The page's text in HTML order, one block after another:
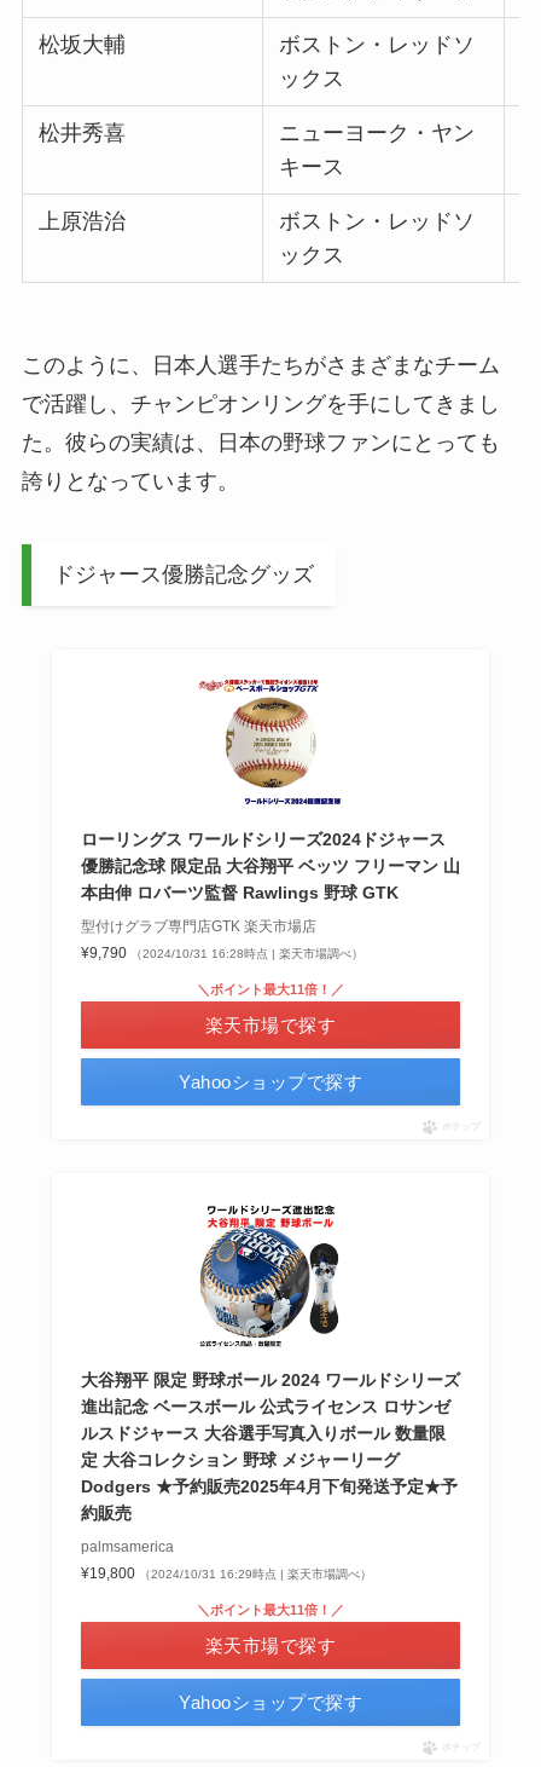
松坂大輔
ボストン・レッドソ
ックス
松井秀喜
ニューヨーク・ヤン
キース
上原浩治
ボストン・レッドソ
ックス
このように、日本人選手たちがさまざまなチーム
で活躍し、チャンピオンリングを手にしてきまし
た。彼らの実績は、日本の野球ファンにとっても
誇りとなっています。
ドジャース優勝記念グッズ
ローリングス ワールドシリーズ2024ドジャース
優勝記念球 限定品 大谷翔平 ベッツ フリーマン 山
本由伸 ロバーツ監督 Rawlings 野球 GTK
型付けグラブ専門店GTK 楽天市場店
¥9,790
（2024/10/31 16:28時点 | 楽天市場調べ）
＼ポイント最大11倍！／
楽天市場で探す
Yahooショップで探す
ポチップ
大谷翔平 限定 野球ボール 2024 ワールドシリーズ
進出記念 ベースボール 公式ライセンス ロサンゼ
ルスドジャース 大谷選手写真入りボール 数量限
定 大谷コレクション 野球 メジャーリーグ
Dodgers ★予約販売2025年4月下旬発送予定★予
約販売
palmsamerica
¥19,800
（2024/10/31 16:29時点 | 楽天市場調べ）
＼ポイント最大11倍！／
楽天市場で探す
Yahooショップで探す
ポチップ